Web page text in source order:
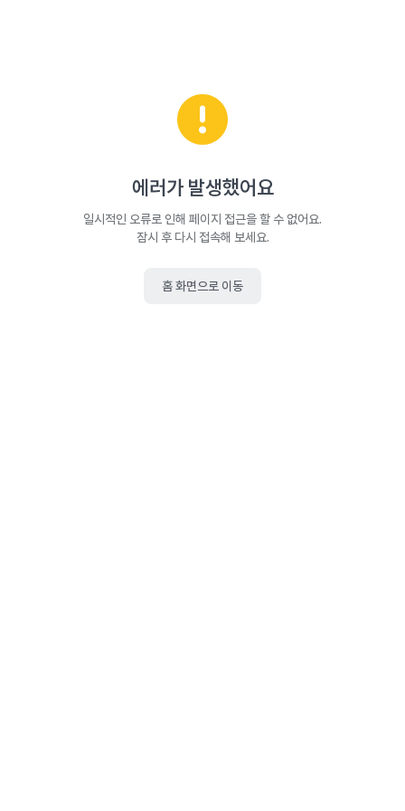
에러가 발생했어요
일시적인 오류로 인해 페이지 접근을 할 수 없어요.
잠시 후 다시 접속해 보세요.
홈 화면으로 이동